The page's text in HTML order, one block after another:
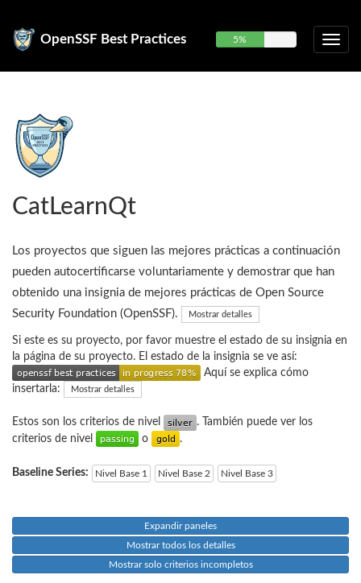
OpenSSF Best Practices 5%
CatLearnQt
Los proyectos que siguen las mejores prácticas a continuación
pueden autocertificarse voluntariamente y demostrar que han
obtenido una insignia de mejores prácticas de Open Source
Security Foundation (OpenSSF).
Mostrar detalles
Si este es su proyecto, por favor muestre el estado de su insignia en
la página de su proyecto. El estado de la insignia se ve así:
Aquí se explica cómo
insertarla:
Mostrar detalles
Estos son los criterios de nivel
. También puede ver los
criterios de nivel
o .
Baseline Series: Nivel Base 1 Nivel Base 2 Nivel Base 3
Expandir paneles
Mostrar todos los detalles
Mostrar solo criterios incompletos